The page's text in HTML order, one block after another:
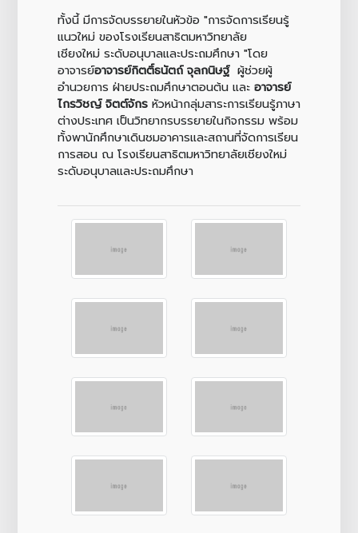
ทั้งนี้ มีการจัดบรรยายในหัวข้อ "การจัดการเรียนรู้
แนวใหม่ ของโรงเรียนสาธิตมหาวิทยาลัย
เชียงใหม่ ระดับอนุบาลและประถมศึกษา "โดย
อาจารย์อาจารย์กิตติ์ธนัตถ์ จุลกนิษฐ์ ผู้ช่วยผู้
อำนวยการ ฝ่ายประถมศึกษาตอนต้น และอาจารย์
ไกรวิชญ์ จิตต์จักร หัวหน้ากลุ่มสาระการเรียนรู้ภาษา
ต่างประเทศ เป็นวิทยากรบรรยายในกิจกรรม พร้อม
ทั้งพานักศึกษาเดินชมอาคารและสถานที่จัดการเรียน
การสอน ณ โรงเรียนสาธิตมหาวิทยาลัยเชียงใหม่
ระดับอนุบาลและประถมศึกษา